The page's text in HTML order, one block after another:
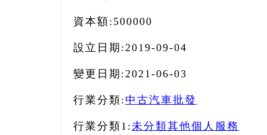
資本額: 500000
設立日期:2019-09-04
變更日期:2021-06-03
行業分類: 中古汽車批發
行業分類1:未分類其他個人服務